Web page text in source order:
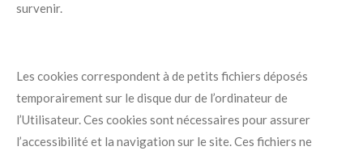
survenir.
Les cookies correspondent à de petits fichiers déposés
temporairement sur le disque dur de l’ordinateur de
l’Utilisateur. Ces cookies sont nécessaires pour assurer
l’accessibilité et la navigation sur le site. Ces fichiers ne